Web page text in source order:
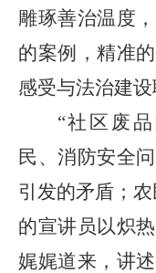
雕琢善治温度
的案例，精准
感受与法治建设
“社区废
民、消防安全
引发的矛盾；
的宣讲员以炽
娓娓道来，讲